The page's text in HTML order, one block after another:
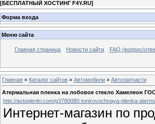
[БЕСПЛАТНЫЙ ХОСТИНГ F4Y.RU]
Форма входа
Меню сайта
Главная страница Новости сайта FAQ (вопрос/
Главная » Каталог сайтов » Автомобили » Автозапчасти
Атермальная пленка на лобовое стекло Хамелеон
http://avtoplenki.com/g3780080-tonirovochnaya-plenka-
Интернет-магазин по